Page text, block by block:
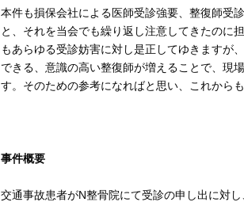
本件も損保会社による医師受診強要、整復師受
と、それを当会でも繰り返し注意してきたのに
もあらゆる受診妨害に対し是正してゆきますが
できる、意識の高い整復師が増えることで、現
す。そのための参考になればと思い、これから
事件概要
交通事故患者がN整骨院にて受診の申し出に対